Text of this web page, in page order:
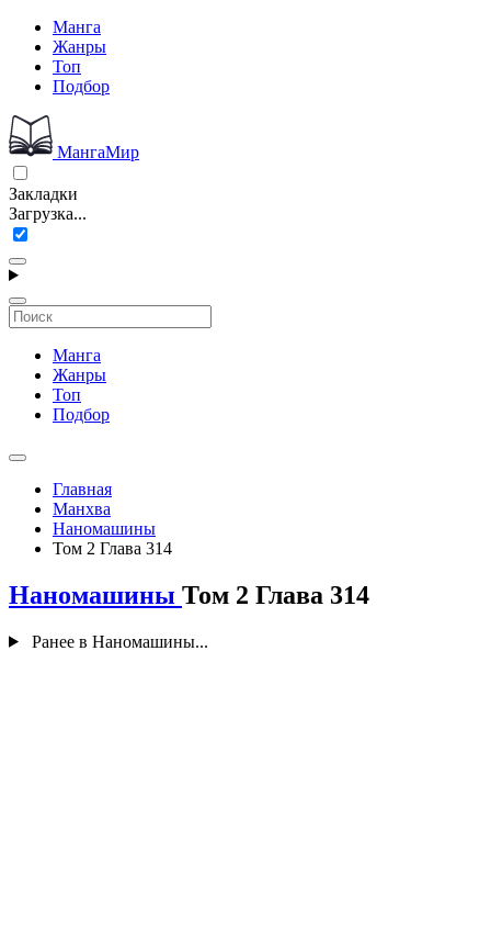
Манга
Жанры
Топ
Подбор
МангаМир
Закладки
Загрузка...
Манга
Жанры
Топ
Подбор
Главная
Манхва
Наномашины
Том 2 Глава 314
Наномашины Том 2 Глава 314
Ранее в Наномашины...